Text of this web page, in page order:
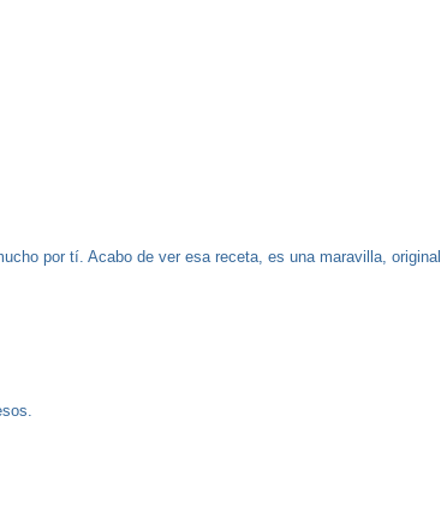
por tí. Acabo de ver esa receta, es una maravilla, original